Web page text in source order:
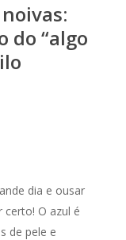
do “algo
dia e ousar
certo! O azul é
de pele e